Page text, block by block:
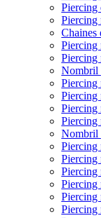
Piercing
Piercing
Chaines
Piercing
Piercing
Nombril
Piercing
Piercing
Piercing
Piercing
Nombril
Piercing
Piercing
Piercing
Piercing
Piercing
Piercing